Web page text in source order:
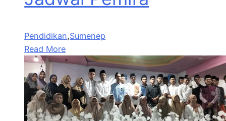
Pendidikan,Sumenep
Read More